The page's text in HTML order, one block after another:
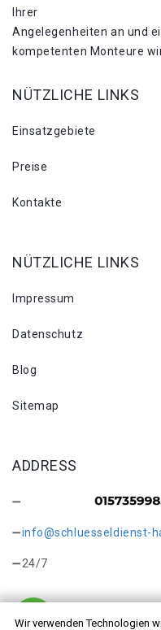
Wir verwenden Technologien
Ihrer
Angelegenheiten an und
kompetenten Monteure
NÜTZLICHE LINKS
Einsatzgebiete
Preise
Kontakte
NÜTZLICHE LINKS
Impressum
Datenschutz
Blog
Sitemap
ADDRESS
info@schluesseldienst-
24/7